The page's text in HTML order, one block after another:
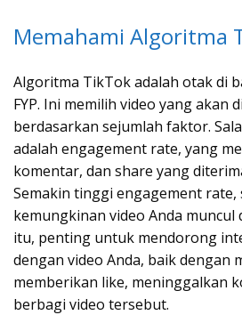
Memahami Algoritma
Algoritma TikTok adalah otak di
FYP. Ini memilih video yang akan
berdasarkan sejumlah faktor.
adalah engagement rate, yang
komentar, dan share yang
Semakin tinggi engagement rate,
kemungkinan video Anda muncul
itu, penting untuk mendorong
dengan video Anda, baik dengan
memberikan like, meninggalkan
berbagi video tersebut.